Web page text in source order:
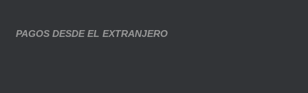
PAGOS DESDE EL EXTRANJERO